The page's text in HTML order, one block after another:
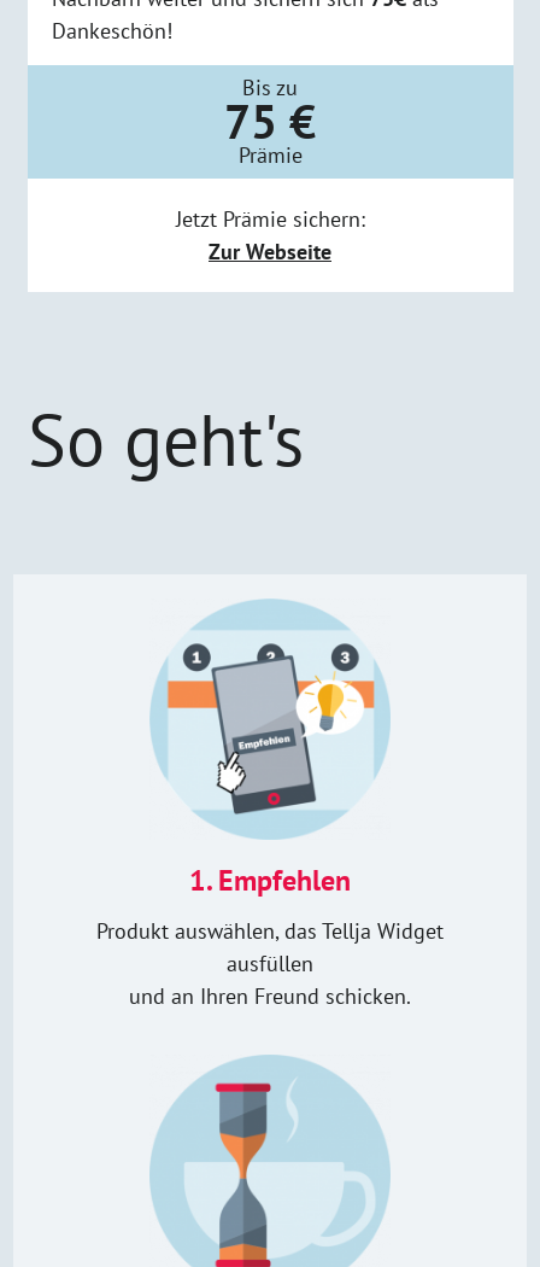
Dankeschön!
Bis zu
75 €
Prämie
Jetzt Prämie sichern:
Zur Webseite
So geht's
1. Empfehlen
Produkt auswählen, das Tellja Widget
ausfüllen
und an Ihren Freund schicken.